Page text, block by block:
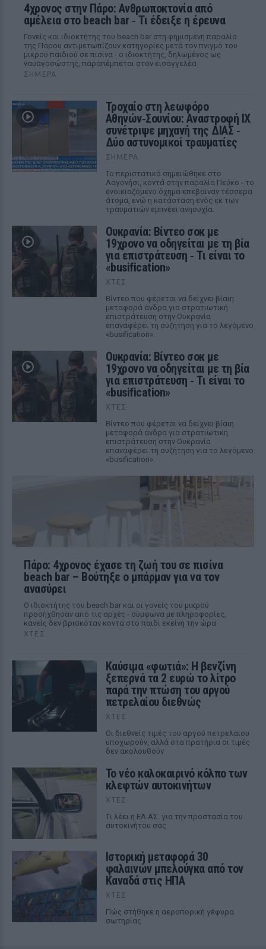
4χρονος στην Πάρο: Ανθρωποκτονία από
αμέλεια στο beach bar ‑ Τι έδειξε η έρευνα
Γονείς και ιδιοκτήτης του beach bar στη φημισμένη παραλία
της Πάρου αντιμετωπίζουν κατηγορίες μετά τον πνιγμό του
μικρού παιδιού σε πισίνα - ο ιδιοκτήτης, δηλωμένος ως
ναυαγοσώστης, παραπέμπεται στον εισαγγελέα
ΣΉΜΕΡΑ
Τροχαίο στη λεωφόρο
Αθηνών‑Σουνίου: Αναστροφή ΙΧ
συνέτριψε μηχανή της ΔΙΑΣ ‑
Δύο αστυνομικοί τραυματίες
ΣΉΜΕΡΑ
Το περιστατικό σημειώθηκε στο
Λαγονήσι, κοντά στην παραλία Πεύκο - το
ενοικιαζόμενο όχημα επέβαιναν τέσσερα
άτομα, ενώ η κατάσταση ενός εκ των
τραυματιών εμπνέει ανησυχία.
Ουκρανία: Βίντεο σοκ με
19χρονο να οδηγείται με τη βία
για επιστράτευση ‑ Τι είναι το
«busification»
ΧΤΕΣ
Βίντεο που φέρεται να δείχνει βίαιη
μεταφορά άνδρα για στρατιωτική
επιστράτευση στην Ουκρανία
επαναφέρει τη συζήτηση για το λεγόμενο
«busification».
Ουκρανία: Βίντεο σοκ με
19χρονο να οδηγείται με τη βία
για επιστράτευση ‑ Τι είναι το
«busification»
ΧΤΕΣ
Βίντεο που φέρεται να δείχνει βίαιη
μεταφορά άνδρα για στρατιωτική
επιστράτευση στην Ουκρανία
επαναφέρει τη συζήτηση για το λεγόμενο
«busification».
Πάρο: 4χρονος έχασε τη ζωή του σε πισίνα
beach bar – Βούτηξε ο μπάρμαν για να τον
ανασύρει
Ο ιδιοκτήτης του beach bar και οι γονείς του μικρού
προσήχθησαν από τις αρχές - σύμφωνα με πληροφορίες,
κανείς δεν βρισκόταν κοντά στο παιδί εκείνη την ώρα
ΧΤΕΣ
Καύσιμα «φωτιά»: Η βενζίνη
ξεπερνά τα 2 ευρώ το λίτρο
παρά την πτώση του αργού
πετρελαίου διεθνώς
ΧΤΕΣ
Οι διεθνείς τιμές του αργού πετρελαίου
υποχωρούν, αλλά στα πρατήρια οι τιμές
δεν ακολουθούν
Το νέο καλοκαιρινό κόλπο των
κλεφτών αυτοκινήτων
ΧΤΕΣ
Tι λέει η ΕΛ.ΑΣ. για την προστασία του
αυτοκινήτου σας
Ιστορική μεταφορά 30
φαλαινών μπελούγκα από τον
Καναδά στις ΗΠΑ
ΧΤΕΣ
Πώς στήθηκε η αεροπορική γέφυρα
σωτηρίας